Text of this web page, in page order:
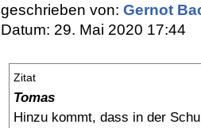
geschrieben von: Gernot
Datum: 29. Mai 2020 17:44
Zitat
Tomas
Hinzu kommt, dass in der